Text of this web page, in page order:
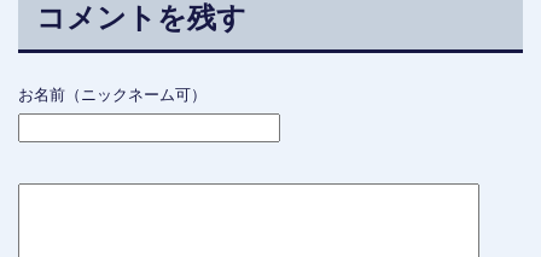
コメントを残す
お名前（ニックネーム可）